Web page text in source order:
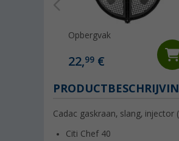
Opbergvak
22,99 €
Cadac gaskraan, slang,
Citi Chef 40